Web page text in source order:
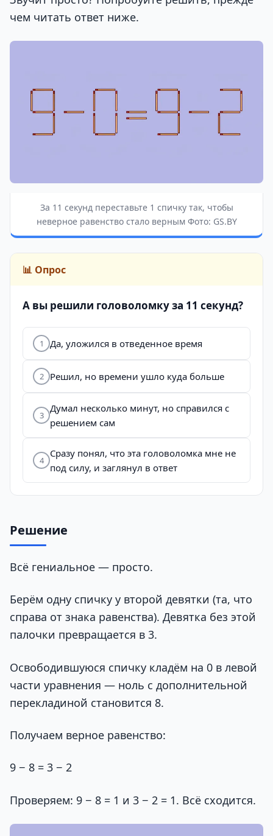
чем читать ответ ниже.
За 11 секунд переставьте 1 спичку так, чтобы
неверное равенство стало верным Фото: GS.BY
📊 Опрос
А вы решили головоломку за 11 секунд?
1 Да, уложился в отведенное время
2 Решил, но времени ушло куда больше
3
Думал несколько минут, но справился с
решением сам
4
Сразу понял, что эта головоломка мне не
под силу, и заглянул в ответ
Решение
Всё гениальное — просто.
Берём одну спичку у второй девятки (та, что
справа от знака равенства). Девятка без этой
палочки превращается в 3.
Освободившуюся спичку кладём на 0 в левой
части уравнения — ноль с дополнительной
перекладиной становится 8.
Получаем верное равенство:
9 − 8 = 3 − 2
Проверяем: 9 − 8 = 1 и 3 − 2 = 1. Всё сходится.